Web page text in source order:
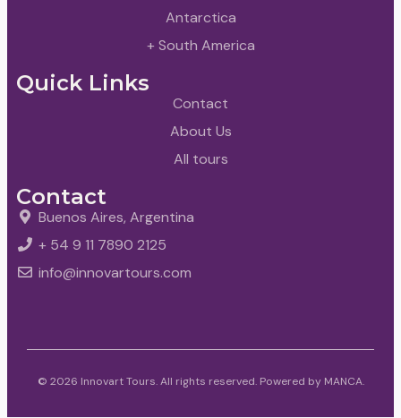
Antarctica
+ South America
Quick Links
Contact
About Us
All tours
Contact
Buenos Aires, Argentina
+ 54 9 11 7890 2125
info@innovartours.com
© 2026 Innovart Tours. All rights reserved. Powered by MANCA.